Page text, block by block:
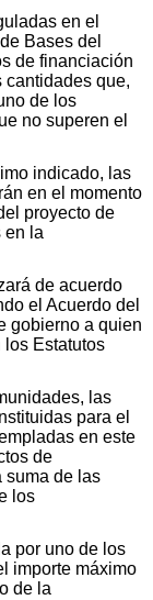
en el
Bases del
de financiación
cantidades que,
de los
no superen el
indicado, las
en el momento
proyecto de
en la
de acuerdo
el Acuerdo del
gobierno a quien
los Estatutos
las
para el
en este
de
suma de las
los
por uno de los
importe máximo
de la